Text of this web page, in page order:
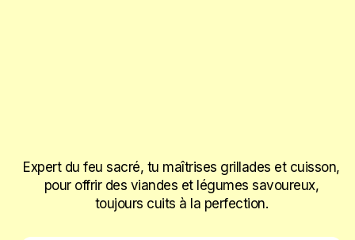
Expert du feu sacré, tu maîtrises grillades et cuisson,
pour offrir des viandes et légumes savoureux,
toujours cuits à la perfection.